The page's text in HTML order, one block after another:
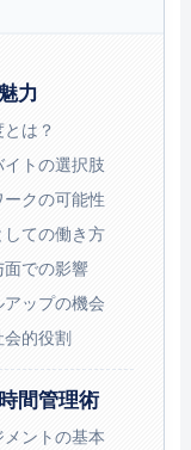
力
は？
トの選択肢
クの可能性
ての働き方
での影響
ップの機会
的役割
間管理術
ントの基本